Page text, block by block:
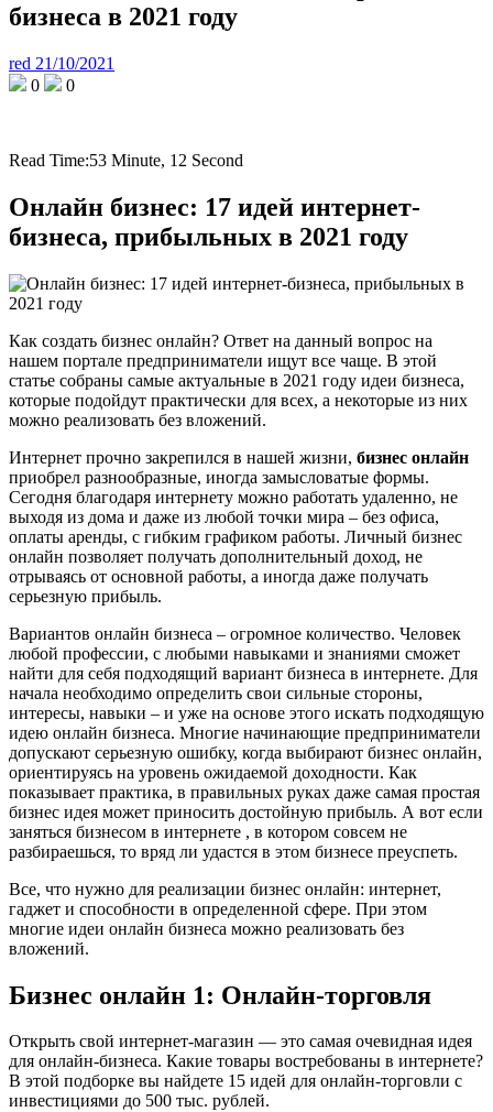
бизнеса в 2021 году
red 21/10/2021
0
0
Read Time:53 Minute, 12 Second
Онлайн бизнес: 17 идей интернет-
бизнеса, прибыльных в 2021 году
Как создать бизнес онлайн? Ответ на данный вопрос на
нашем портале предприниматели ищут все чаще. В этой
статье собраны самые актуальные в 2021 году идеи бизнеса,
которые подойдут практически для всех, а некоторые из них
можно реализовать без вложений.
Интернет прочно закрепился в нашей жизни, бизнес онлайн
приобрел разнообразные, иногда замысловатые формы.
Сегодня благодаря интернету можно работать удаленно, не
выходя из дома и даже из любой точки мира – без офиса,
оплаты аренды, с гибким графиком работы. Личный бизнес
онлайн позволяет получать дополнительный доход, не
отрываясь от основной работы, а иногда даже получать
серьезную прибыль.
Вариантов онлайн бизнеса – огромное количество. Человек
любой профессии, с любыми навыками и знаниями сможет
найти для себя подходящий вариант бизнеса в интернете. Для
начала необходимо определить свои сильные стороны,
интересы, навыки – и уже на основе этого искать подходящую
идею онлайн бизнеса. Многие начинающие предприниматели
допускают серьезную ошибку, когда выбирают бизнес онлайн,
ориентируясь на уровень ожидаемой доходности. Как
показывает практика, в правильных руках даже самая простая
бизнес идея может приносить достойную прибыль. А вот если
заняться бизнесом в интернете , в котором совсем не
разбираешься, то вряд ли удастся в этом бизнесе преуспеть.
Все, что нужно для реализации бизнес онлайн: интернет,
гаджет и способности в определенной сфере. При этом
многие идеи онлайн бизнеса можно реализовать без
вложений.
Бизнес онлайн 1: Онлайн-торговля
Открыть свой интернет-магазин — это самая очевидная идея
для онлайн-бизнеса. Какие товары востребованы в интернете?
В этой подборке вы найдете 15 идей для онлайн-торговли с
инвестициями до 500 тыс. рублей.